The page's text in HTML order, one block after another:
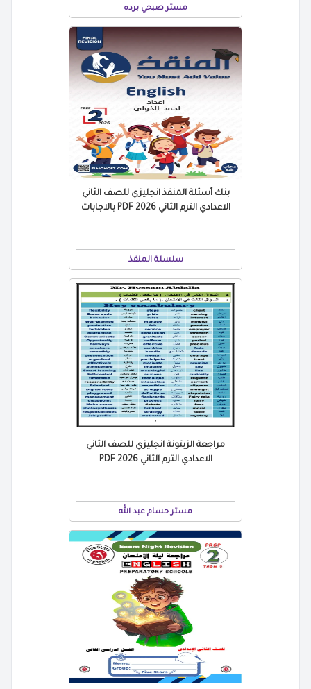
مستر صبحي برده
بنك أسئلة المنقذ انجليزي للصف الثاني
الاعدادي الترم الثاني 2026 PDF بالاجابات
سلسلة المنقذ
مراجعة الزيتونة انجليزي للصف الثاني
الاعدادي الترم الثاني 2026 PDF
مستر حسام عبد الله